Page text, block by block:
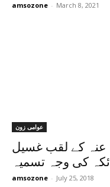
amsozone - March 8, 2021
عوامی زون
کے لقب غسیل
کی وجہ تسمیہ
amsozone - July 25, 2018